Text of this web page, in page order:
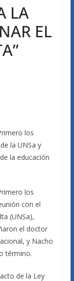
LA
EL
los
la UNSa y
la educación
los
con el
(UNSa),
el doctor
y Nacho
término.
de la Ley